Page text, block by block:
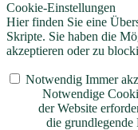
Cookie-Einstellungen
Hier finden Sie eine
Skripte. Sie haben die
akzeptieren oder zu
Notwendig Immer
Notwendige
der Website
die grundlegende